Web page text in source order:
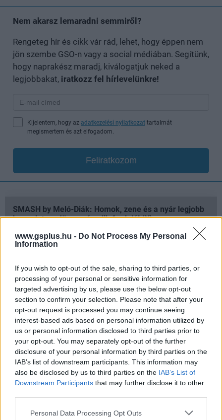
www.gsplus.hu - Do Not Process My Personal
Information
If you wish to opt-out of the sale, sharing to third parties, or
processing of your personal or sensitive information for
targeted advertising by us, please use the below opt-out
section to confirm your selection. Please note that after your
opt-out request is processed you may continue seeing
interest-based ads based on personal information utilized by
us or personal information disclosed to third parties prior to
your opt-out. You may separately opt-out of the further
disclosure of your personal information by third parties on the
IAB’s list of downstream participants. This information may
also be disclosed by us to third parties on the IAB’s List of
Downstream Participants that may further disclose it to other
Please note that this website/app uses one or more Google
Personal Data Processing Opt Outs
Nem akarsz lemaradni semmiről?
Rengeteg hír és cikk vár rád, lehet, hogy éppen nem
jön szembe GSO-n vagy a social médiában. Segítünk,
hogy naprakész maradj, kiválogatjuk neked a
legjobbakat, iratkozz fel hírlevelünkre!
Kijelentem, hogy az adatkezelési nyilatkozat tartalmát
megismertem és azt elfogadom.
Feliratkozom
SMASH by Meló-Diák: Homok, zene és a nyár legjobb
hangulata – Jön a második forduló! (X)
sorozat.
Címkék: #the batman #the penguin #a pingvin
#colin
#matt reeves
Hozzászólások